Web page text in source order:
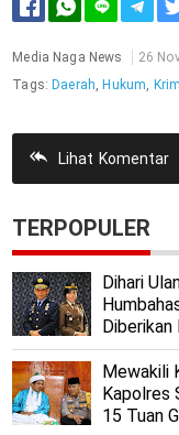
Media Naga News
26
Tags: Daerah, Hukum,
Lihat Komentar
TERPOPULER
Dihari
Mewakili
Kapolres
15 Tuan